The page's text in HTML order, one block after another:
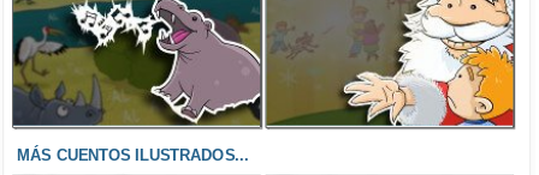
MÁS CUENTOS ILUSTRADOS...